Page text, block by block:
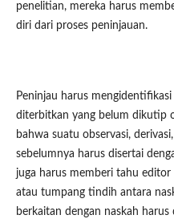
penelitian, mereka harus
diri dari proses peninjauan.
Peninjau harus
diterbitkan yang belum dikutip
bahwa suatu observasi,
sebelumnya harus disertai
juga harus memberi tahu editor
atau tumpang tindih antara
berkaitan dengan naskah